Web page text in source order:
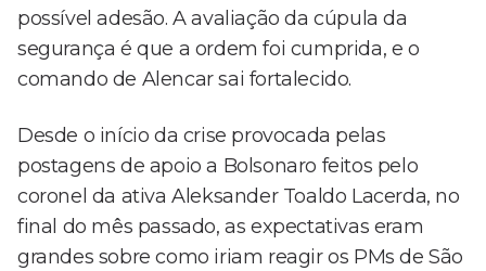
possível adesão. A avaliação da cúpula da
segurança é que a ordem foi cumprida, e o
comando de Alencar sai fortalecido.
Desde o início da crise provocada pelas
postagens de apoio a Bolsonaro feitos pelo
coronel da ativa Aleksander Toaldo Lacerda, no
final do mês passado, as expectativas eram
grandes sobre como iriam reagir os PMs de São